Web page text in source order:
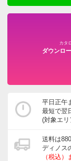
カタ
ダウンロ
平日正午
最短で翌
(対象エ
送料は
ディノス
（税込）